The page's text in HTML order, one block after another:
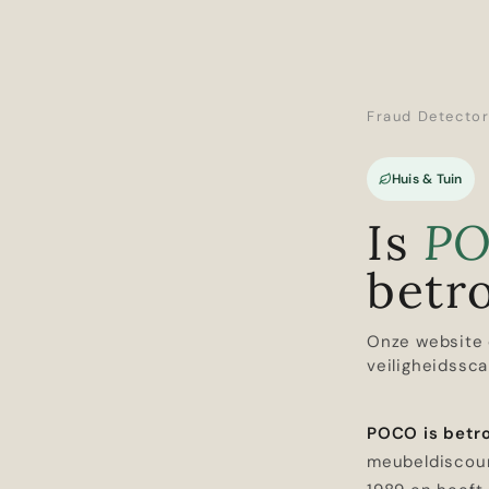
Fraud Detector
Huis & Tuin
Is
Onze
POCO is